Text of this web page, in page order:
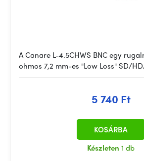
A Canare L-4.5CHWS BNC egy
ohmos 7,2 mm-es "Low Loss" SD/
5 740 Ft
Készleten 1 db
KOSÁRBA